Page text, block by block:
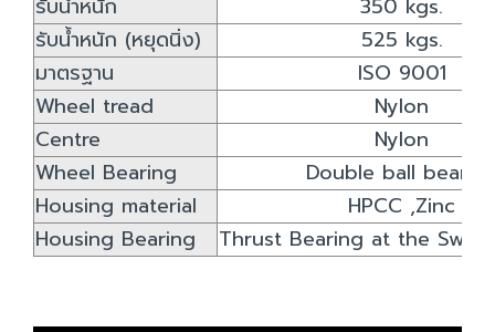
รับน้ำหนัก
350 kgs.
รับน้ำหนัก (หยุดนิ่ง)
525 kgs.
มาตรฐาน
ISO 9001
Wheel tread
Nylon
Centre
Nylon
Wheel Bearing
Double ball
Housing material
HPCC ,Zinc
Housing Bearing
Thrust Bearing at the